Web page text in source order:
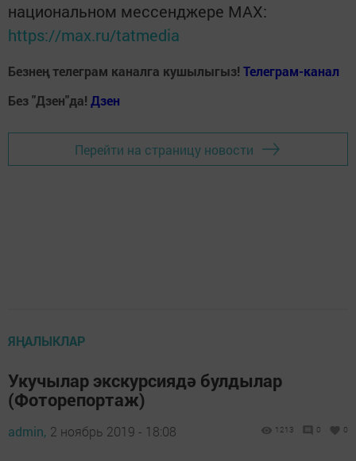
национальном мессенджере MАХ:
https://max.ru/tatmedia
Безнең телеграм каналга кушылыгыз! Телеграм-канал
Без "Дзен"да! Дзен
Перейти на страницу новости
ЯҢАЛЫКЛАР
Укучылар экскурсиядә булдылар
(Фоторепортаж)
admin, 2 ноябрь 2019 - 18:08 1213 0 0